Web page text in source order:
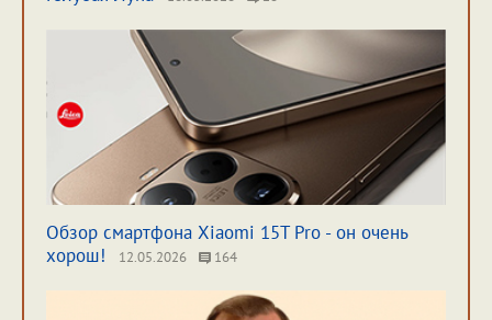
Обзор смартфона Xiaomi 15T Pro - он очень
хорош!
12.05.2026 164